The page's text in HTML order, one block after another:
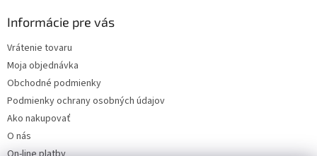
Informácie pre vás
Vrátenie tovaru
Moja objednávka
Obchodné podmienky
Podmienky ochrany osobných údajov
Ako nakupovať
O nás